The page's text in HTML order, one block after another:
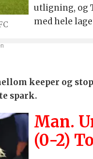
utligning, og
med hele
keeper og
spark.
Man.
(0-2)